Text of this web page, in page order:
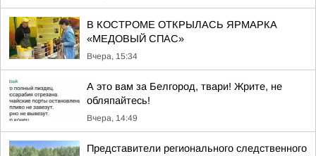
В КОСТРОМЕ ОТКРЫЛАСЬ ЯРМАРКА
«МЕДОВЫЙ СПАС»
Вчера, 15:34
А это вам за Белгород, твари! Жрите, не
обляпайтесь!
Вчера, 14:49
Представители регионального следственного